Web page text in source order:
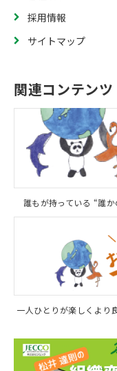
採用情報
サイトマップ
関連コンテンツ
誰もが持っている “誰
一人ひとりが楽しくより